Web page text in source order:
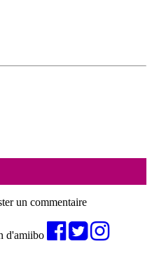
un commentaire
d'amiibo